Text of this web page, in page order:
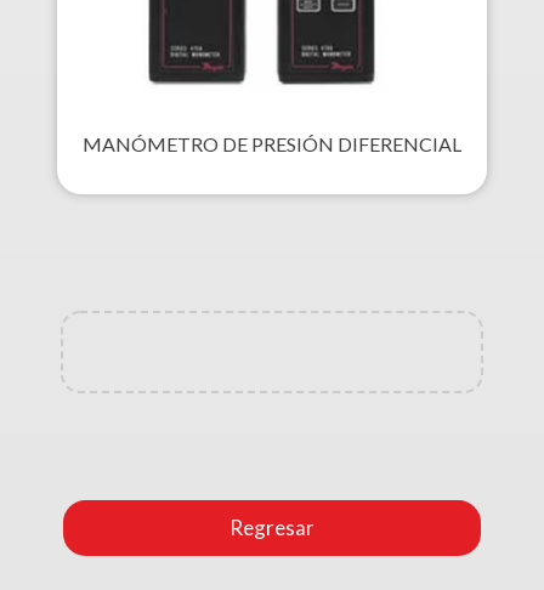
MANÓMETRO DE PRESIÓN DIFERENCIAL
Regresar